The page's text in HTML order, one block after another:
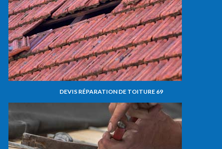
DEVIS RÉPARATION DE TOITURE 69